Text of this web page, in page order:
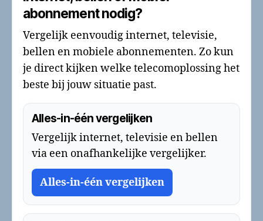
abonnement nodig?
Vergelijk eenvoudig internet, televisie,
bellen en mobiele abonnementen. Zo kun
je direct kijken welke telecomoplossing het
beste bij jouw situatie past.
Alles-in-één vergelijken
Vergelijk internet, televisie en bellen
via een onafhankelijke vergelijker.
Alles-in-één vergelijken